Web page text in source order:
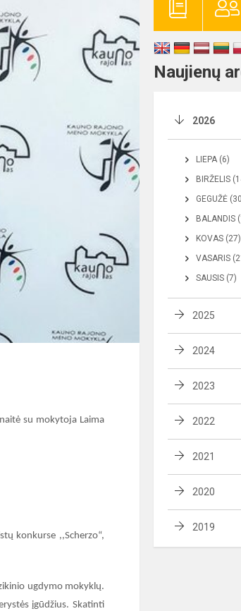
su mokytoja Laima
konkurse ,,Scherzo“,
ugdymo mokyklų.
įgūdžius. Skatinti
Naujienų
2026
LIEPA (6)
BIRŽELIS
GEGUŽĖ
BALANDIS
KOVAS (27)
VASARIS
SAUSIS (7)
2025
2024
2023
2022
2021
2020
2019